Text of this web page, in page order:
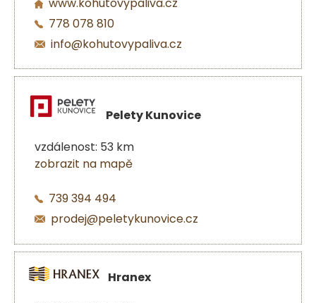
www.kohutovypaliva.cz
778 078 810
info@kohutovypaliva.cz
Pelety Kunovice
vzdálenost: 53 km
zobrazit na mapě
739 394 494
prodej@peletykunovice.cz
Hranex